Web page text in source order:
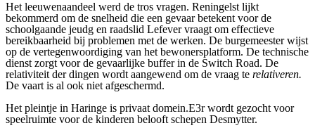
Het leeuwenaandeel werd de tros vragen. Reningelst lijkt
bekommerd om de snelheid die een gevaar betekent voor de
schoolgaande jeudg en raadslid Lefever vraagt om effectieve
bereikbaarheid bij problemen met de werken. De burgemeester wijst
op de vertegenwoordiging van het bewonersplatform. De technische
dienst zorgt voor de gevaarlijke buffer in de Switch Road. De
relativiteit der dingen wordt aangewend om de vraag te relativeren.
De vaart is al ook niet afgeschermd.
Het pleintje in Haringe is privaat domein.E3r wordt gezocht voor
speelruimte voor de kinderen belooft schepen Desmytter.